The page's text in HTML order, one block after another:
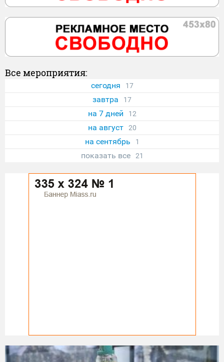
Все мероприятия:
сегодня 17
завтра 17
на 7 дней 12
на август 20
на сентябрь 1
показать все 21